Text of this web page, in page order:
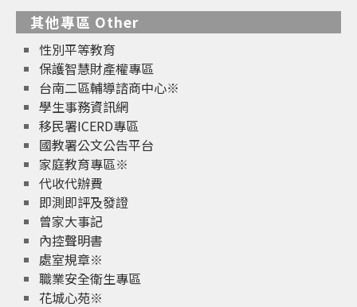
其他專區 Other
性別平等教育
保護智慧財產權專區
台南二區輔導諮商中心※
學生事務資訊網
移民署ICERD專區
國教署公文公告平台
家庭教育專區※
代收代辦費
即測即評及發證
曾家大事記
內控聲明書
處室規章※
職業安全衛生專區
花城心苑※